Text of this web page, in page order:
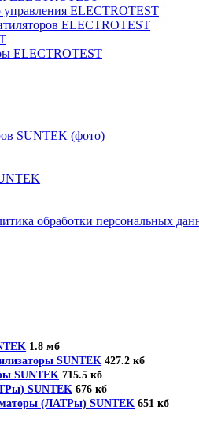
ELECTROTEST
ELECTROTEST
ELECTROTEST
SUNTEK (фото)
обработки персональных
1.8 мб
SUNTEK 427.2 кб
SUNTEK 715.5 кб
SUNTEK 676 кб
(ЛАТРы) SUNTEK 651 кб